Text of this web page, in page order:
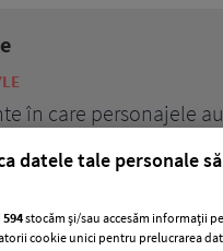
în care personajele
datele tale personale
594stocăm și/sau accesăm informații
cookie unici pentru prelucrarea